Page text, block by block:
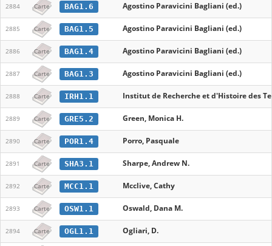
2884 Carte BAG1.6 Agostino Paravicini Bagliani (ed.)
2885 Carte BAG1.5 Agostino Paravicini Bagliani (ed.)
2886 Carte BAG1.4 Agostino Paravicini Bagliani (ed.)
2887 Carte BAG1.3 Agostino Paravicini Bagliani (ed.)
2888 Carte IRH1.1 Institut de Recherche et d'Histoire des
2889 Carte GRE5.2 Green, Monica H.
2890 Carte POR1.4 Porro, Pasquale
2891 Carte SHA3.1 Sharpe, Andrew N.
2892 Carte MCC1.1 Mcclive, Cathy
2893 Carte OSW1.1 Oswald, Dana M.
2894 Carte OGL1.1 Ogliari, D.